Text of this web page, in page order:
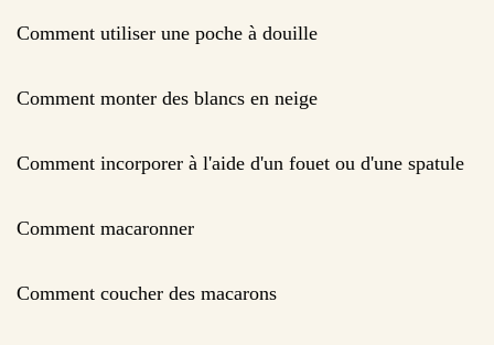
Comment utiliser une poche à douille
Comment monter des blancs en neige
Comment incorporer à l'aide d'un fouet ou d'une spatule
Comment macaronner
Comment coucher des macarons